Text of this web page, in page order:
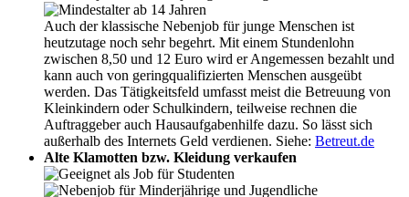
Auch der klassische Nebenjob für junge Menschen ist
heutzutage noch sehr begehrt. Mit einem Stundenlohn
zwischen 8,50 und 12 Euro wird er Angemessen bezahlt und
kann auch von geringqualifizierten Menschen ausgeübt
werden. Das Tätigkeitsfeld umfasst meist die Betreuung von
Kleinkindern oder Schulkindern, teilweise rechnen die
Auftraggeber auch Hausaufgabenhilfe dazu. So lässt sich
außerhalb des Internets Geld verdienen. Siehe: Betreut.de
Alte Klamotten bzw. Kleidung verkaufen